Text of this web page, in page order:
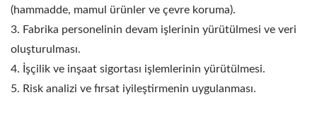
(hammadde, mamul ürünler ve çevre koruma).
3. Fabrika personelinin devam işlerinin yürütülmesi ve veri
oluşturulması.
4. İşçilik ve inşaat sigortası işlemlerinin yürütülmesi.
5. Risk analizi ve fırsat iyileştirmenin uygulanması.